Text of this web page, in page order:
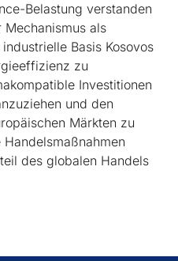
Belastung verstanden
als
Basis Kosovos
zu
Investitionen
und den
Märkten zu
des globalen Handels